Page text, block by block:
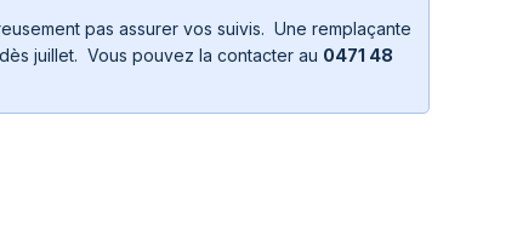
pas assurer vos suivis. Une remplaçante
juillet. Vous pouvez la contacter au 0471 48